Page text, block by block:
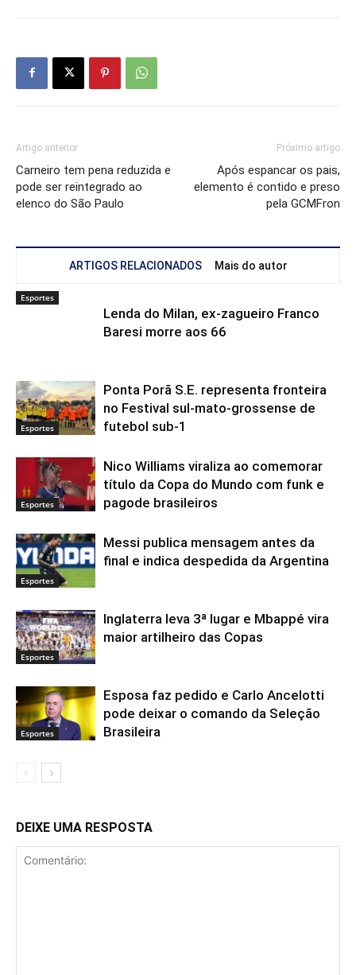
Artigo anterior
Carneiro tem pena reduzida e
pode ser reintegrado ao
elenco do São Paulo
Próximo artigo
Após espancar os pais,
elemento é contido e preso
pela GCMFron
ARTIGOS RELACIONADOS Mais do autor
Esportes
Lenda do Milan, ex-zagueiro Franco
Baresi morre aos 66
Esportes
Ponta Porã S.E. representa fronteira
no Festival sul-mato-grossense de
futebol sub-1
Esportes
Nico Williams viraliza ao comemorar
título da Copa do Mundo com funk e
pagode brasileiros
Esportes
Messi publica mensagem antes da
final e indica despedida da Argentina
Esportes
Inglaterra leva 3ª lugar e Mbappé vira
maior artilheiro das Copas
Esportes
Esposa faz pedido e Carlo Ancelotti
pode deixar o comando da Seleção
Brasileira
DEIXE UMA RESPOSTA